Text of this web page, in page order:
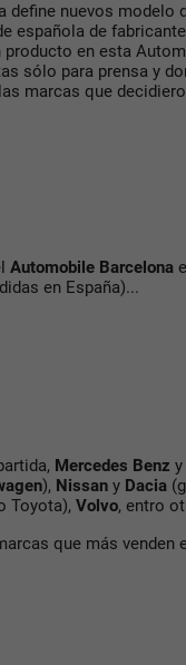
define nuevos modelo
española de
producto en esta
sólo para prensa y
marcas que
Automobile Barcelona
en España)...
Mercedes Benz y
), Nissan y Dacia
Toyota), Volvo, entro
que más venden